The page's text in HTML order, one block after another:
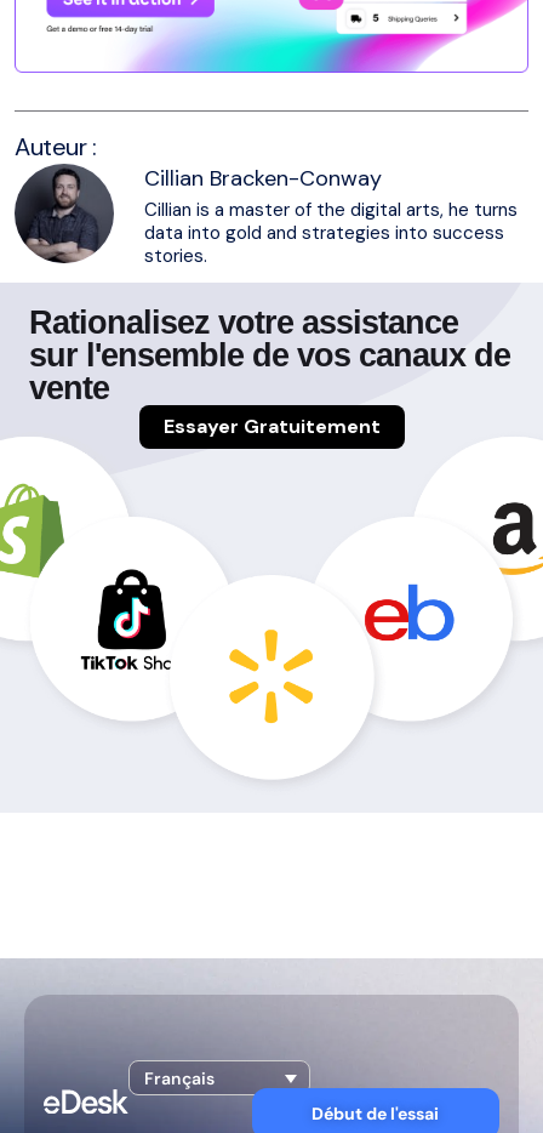
Auteur :
Cillian Bracken-Conway
Cillian is a master of the digital arts, he turns
data into gold and strategies into success
stories.
Rationalisez votre assistance
sur l'ensemble de vos canaux de
vente
Essayer Gratuitement
Français
Début de l'essai